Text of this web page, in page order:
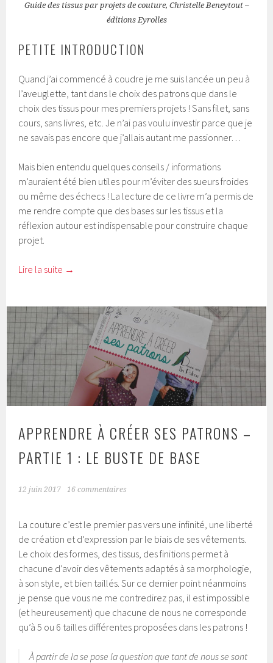
Guide des tissus par projets de couture, Christelle Beneytout –
éditions Eyrolles
PETITE INTRODUCTION
Quand j’ai commencé à coudre je me suis lancée un peu à
l’aveuglette, tant dans le choix des patrons que dans le
choix des tissus pour mes premiers projets ! Sans filet, sans
cours, sans livres, etc. Je n’ai pas voulu investir parce que je
ne savais pas encore que j’allais autant me passionner…
Mais bien entendu quelques conseils / informations
m’auraient été bien utiles pour m’éviter des sueurs froides
ou même des échecs ! La lecture de ce livre m’a permis de
me rendre compte que des bases sur les tissus et la
réflexion autour est indispensable pour construire chaque
projet.
Lire la suite →
APPRENDRE À CRÉER SES PATRONS –
PARTIE 1 : LE BUSTE DE BASE
12 juin 2017 16 commentaires
La couture c’est le premier pas vers une infinité, une liberté
de création et d’expression par le biais de ses vêtements.
Le choix des formes, des tissus, des finitions permet à
chacune d’avoir des vêtements adaptés à sa morphologie,
à son style, et bien taillés. Sur ce dernier point néanmoins
je pense que vous ne me contredirez pas, il est impossible
(et heureusement) que chacune de nous ne corresponde
qu’à 5 ou 6 tailles différentes proposées dans les patrons !
À partir de la se pose la question que tant de nous se sont